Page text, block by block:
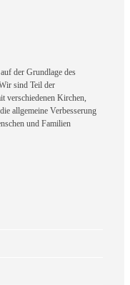
der Grundlage des
sind Teil der
verschiedenen Kirchen,
allgemeine Verbesserung
und Familien